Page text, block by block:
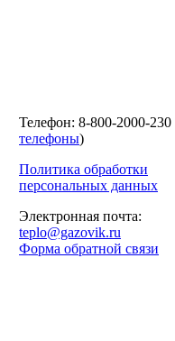
Телефон: 8-800-2000-230
телефоны)
Политика обработки
персональных данных
Электронная почта:
teplo@gazovik.ru
Форма обратной связи